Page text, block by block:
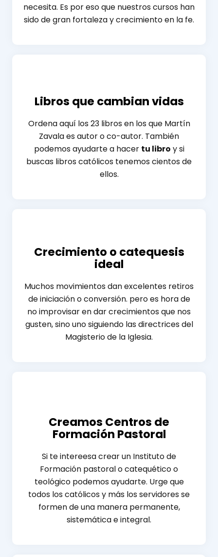
necesita. Es por eso que nuestros cursos han
sido de gran fortaleza y crecimiento en la fe.
Libros que cambian vidas
Ordena aquí los 23 libros en los que Martín
Zavala es autor o co-autor. También
podemos ayudarte a hacer tu libro y si
buscas libros católicos tenemos cientos de
ellos.
Crecimiento o catequesis
ideal
Muchos movimientos dan excelentes retiros
de iniciación o conversión. pero es hora de
no improvisar en dar crecimientos que nos
gusten, sino uno siguiendo las directrices del
Magisterio de la Iglesia.
Creamos Centros de
Formación Pastoral
Si te intereesa crear un Instituto de
Formación pastoral o catequético o
teológico podemos ayudarte. Urge que
todos los católicos y más los servidores se
formen de una manera permanente,
sistemática e integral.